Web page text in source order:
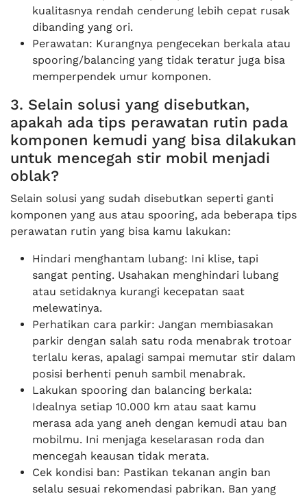
kualitasnya rendah cenderung lebih cepat rusak
dibanding yang ori.
Perawatan: Kurangnya pengecekan berkala atau
spooring/balancing yang tidak teratur juga bisa
memperpendek umur komponen.
3. Selain solusi yang disebutkan,
apakah ada tips perawatan rutin pada
komponen kemudi yang bisa dilakukan
untuk mencegah stir mobil menjadi
oblak?
Selain solusi yang sudah disebutkan seperti ganti
komponen yang aus atau spooring, ada beberapa tips
perawatan rutin yang bisa kamu lakukan:
Hindari menghantam lubang: Ini klise, tapi
sangat penting. Usahakan menghindari lubang
atau setidaknya kurangi kecepatan saat
melewatinya.
Perhatikan cara parkir: Jangan membiasakan
parkir dengan salah satu roda menabrak trotoar
terlalu keras, apalagi sampai memutar stir dalam
posisi berhenti penuh sambil menabrak.
Lakukan spooring dan balancing berkala:
Idealnya setiap 10.000 km atau saat kamu
merasa ada yang aneh dengan kemudi atau ban
mobilmu. Ini menjaga keselarasan roda dan
mencegah keausan tidak merata.
Cek kondisi ban: Pastikan tekanan angin ban
selalu sesuai rekomendasi pabrikan. Ban yang